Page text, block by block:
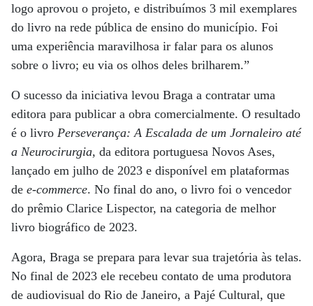
logo aprovou o projeto, e distribuímos 3 mil exemplares
do livro na rede pública de ensino do município. Foi
uma experiência maravilhosa ir falar para os alunos
sobre o livro; eu via os olhos deles brilharem.”
O sucesso da iniciativa levou Braga a contratar uma
editora para publicar a obra comercialmente. O resultado
é o livro Perseverança: A Escalada de um Jornaleiro até
a Neurocirurgia, da editora portuguesa Novos Ases,
lançado em julho de 2023 e disponível em plataformas
de e-commerce. No final do ano, o livro foi o vencedor
do prêmio Clarice Lispector, na categoria de melhor
livro biográfico de 2023.
Agora, Braga se prepara para levar sua trajetória às telas.
No final de 2023 ele recebeu contato de uma produtora
de audiovisual do Rio de Janeiro, a Pajé Cultural, que